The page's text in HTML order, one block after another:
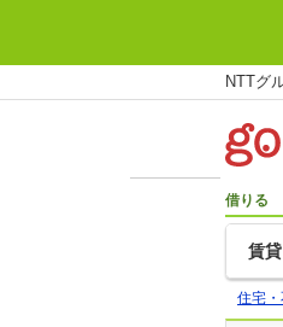
NTTグ
借りる
賃貸
住宅